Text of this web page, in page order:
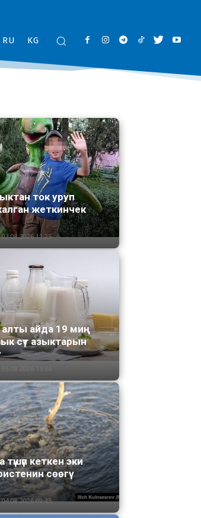
RU KG
ток уруп
жеткинчек
03.08.2026 11:25
айда 19 миң
сүт азыктарын
кеткен эки
сөөгү
04.08.2026 09:45